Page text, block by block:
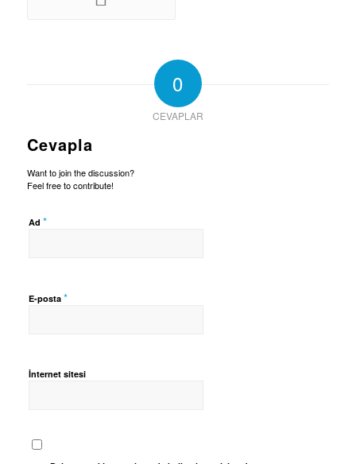
0
CEVAPLAR
Cevapla
Want to join the discussion?
Feel free to contribute!
Ad *
E-posta *
İnternet sitesi